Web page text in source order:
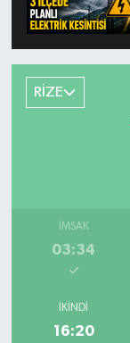
RİZE
İMSAK
03:34
İKINDI
16:20